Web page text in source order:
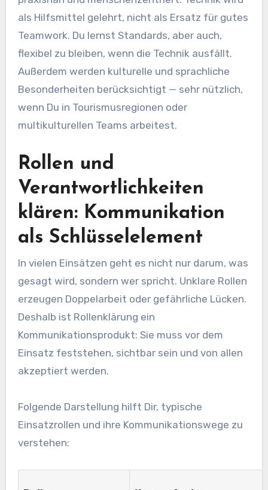
als Hilfsmittel gelehrt, nicht als Ersatz für gutes
Teamwork. Du lernst Standards, aber auch,
flexibel zu bleiben, wenn die Technik ausfällt.
Außerdem werden kulturelle und sprachliche
Besonderheiten berücksichtigt — sehr nützlich,
wenn Du in Tourismusregionen oder
multikulturellen Teams arbeitest.
Rollen und
Verantwortlichkeiten
klären: Kommunikation
als Schlüsselelement
In vielen Einsätzen geht es nicht nur darum, was
gesagt wird, sondern wer spricht. Unklare Rollen
erzeugen Doppelarbeit oder gefährliche Lücken.
Deshalb ist Rollenklärung ein
Kommunikationsprodukt: Sie muss vor dem
Einsatz feststehen, sichtbar sein und von allen
akzeptiert werden.
Folgende Darstellung hilft Dir, typische
Einsatzrollen und ihre Kommunikationswege zu
verstehen: